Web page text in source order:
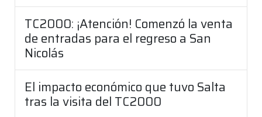
TC2000: ¡Atención! Comenzó la venta
de entradas para el regreso a San
Nicolás
El impacto económico que tuvo Salta
tras la visita del TC2000